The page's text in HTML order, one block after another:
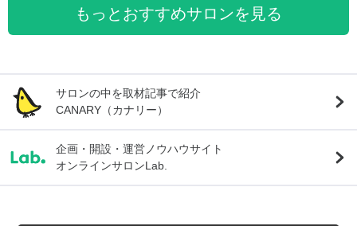
もっとおすすめサロンを見る
サロンの中を取材記事で紹介
CANARY（カナリー）
企画・開設・運営ノウハウサイト
オンラインサロンLab.